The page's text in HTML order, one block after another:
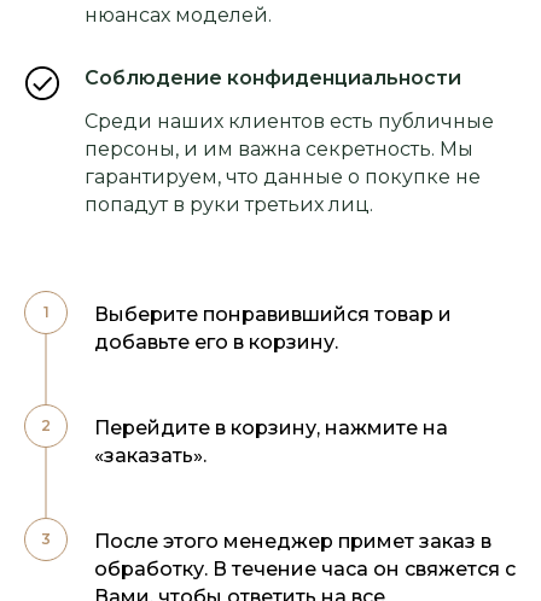
нюансах моделей.
Соблюдение конфиденциальности
Среди наших клиентов есть публичные
персоны, и им важна секретность. Мы
гарантируем, что данные о покупке не
попадут в руки третьих лиц.
Выберите понравившийся товар и
добавьте его в корзину.
Перейдите в корзину, нажмите на
«заказать».
После этого менеджер примет заказ в
обработку. В течение часа он свяжется с
Вами, чтобы ответить на все